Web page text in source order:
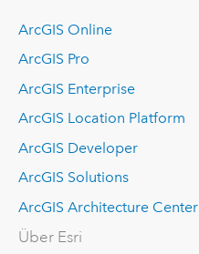
ArcGIS Online
ArcGIS Pro
ArcGIS Enterprise
ArcGIS Location Platform
ArcGIS Developer
ArcGIS Solutions
ArcGIS Architecture Center
Über Esri